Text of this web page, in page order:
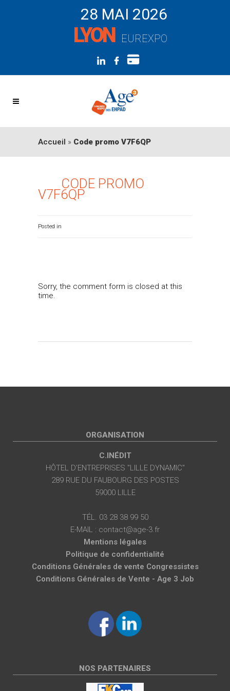
28 MAI 2026
LYON EUREXPO
Accueil » Code promo V7F6QP
CODE PROMO
V7F6QP
Posted in
Sorry, the comment form is closed at this
time.
ORGANISATION
C.INÉDIT
HÔTEL D’ENTREPRISES "LILLE DYNAMIC"
289 RUE DU FAUBOURG DES POSTES
59000 LILLE
TÉL. 03 28 38 99 50
E-MAIL : contact@age-3.fr
Mentions légales
Politique de confidentialité
Conditions Générales de vente Congressistes
Conditions Générales de Vente - Age 3 Job
NOS PARTENAIRES